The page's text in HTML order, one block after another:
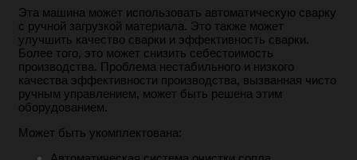
Эта машина может использовать автоматическую сварку
с ручной загрузкой материала. Это также может
улучшить качество сварки и эффективность сварки.
Более того, это может снизить себестоимость
производства. Проблема нестабильного и низкого
качества эффективности производства, вызванная чисто
ручным управлением, может быть решена этим
оборудованием.
Может быть укомплектована: